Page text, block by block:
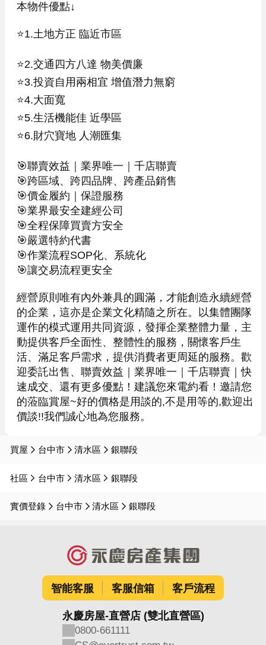
本物件優點↓
⭐️1.土地方正 臨近市區
⭐️2.交通四方八達 物美價廉
⭐️3.投資自用兩相宜 增值潛力無窮
⭐️4.大面寬
⭐️5.生活機能佳 近學區
⭐️6.財穴寶地 人潮匯集
🎯聯賣效益｜業界唯一｜千店聯賣
🎯跨區域、跨四品牌、跨產品銷售
🎯價金履約｜保證服務
🎯業界最安全建經公司
🎯全程保障買賣方安全
🎯嚴選特約代書
🎯作業流程SOP化、系統化
🎯讓交易流程更安全
經營原則唯有內外兼具的圓滿，才能創造永續經營
的企業，這亦是企業文化精隨之所在。以集體團隊
運作的模式運用共同資源，發揮企業整體力量，主
動提供客戶全面性、整體性的服務，關懷客戶生
活、滿足客戶需求，提供消費者更周延的服務。歡
迎委託出售、聯賣效益｜業界唯一｜千店聯賣｜快
速成交、還有更多優點！建議您來電約看！邀請您
的蒞臨賞屋~好的價格是用談的,不是用等的,歡迎出
買屋 台中市 清水區 銀聯段
社區 台中市 清水區 銀聯段
實價登錄 台中市 清水區 銀聯段
智能客服 客服信箱 客戶流程
永慶房屋-直營店 (雙北直營區)
0800-661111